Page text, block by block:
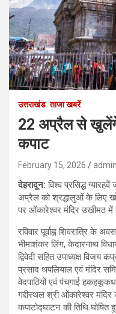
उत्तराखंड ताजा खबरें
22 अप्रैल से खुलेंगे
कपाट
February 15, 2026 admin
देहरादून: विश्व प्रसिद्ध
अप्रैल को श्रद्धालुओं के लिए
पर ओंकारेश्वर मंदिर उखीमठ में
रविवार पूर्वाह्न शिवरात्रि के
भीमाशंकर लिंग, केदारनाथ
द्विवेदी सहित उपाध्यक्ष विजय
प्रसाद थपलियाल एवं मंदिर
वेदपाठियों एवं पंचगाई
गद्दीस्थल श्री ओंकारेश्वर
कपाटोद्घाटन की तिथि घोषित